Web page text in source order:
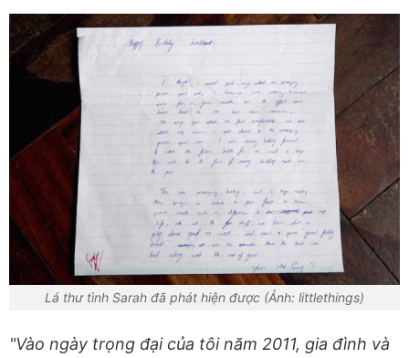
Lá thư tình Sarah đã phát hiện được (Ảnh: littlethings)
"Vào ngày trọng đại của tôi năm 2011, gia đình và